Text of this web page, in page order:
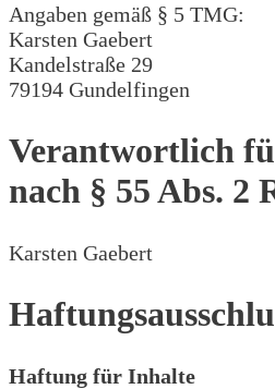
Angaben gemäß § 5 TMG:
Karsten Gaebert
Kandelstraße 29
79194 Gundelfingen
Verantwortlich
nach § 55 Abs. 2
Karsten Gaebert
Haftung für Inhalte